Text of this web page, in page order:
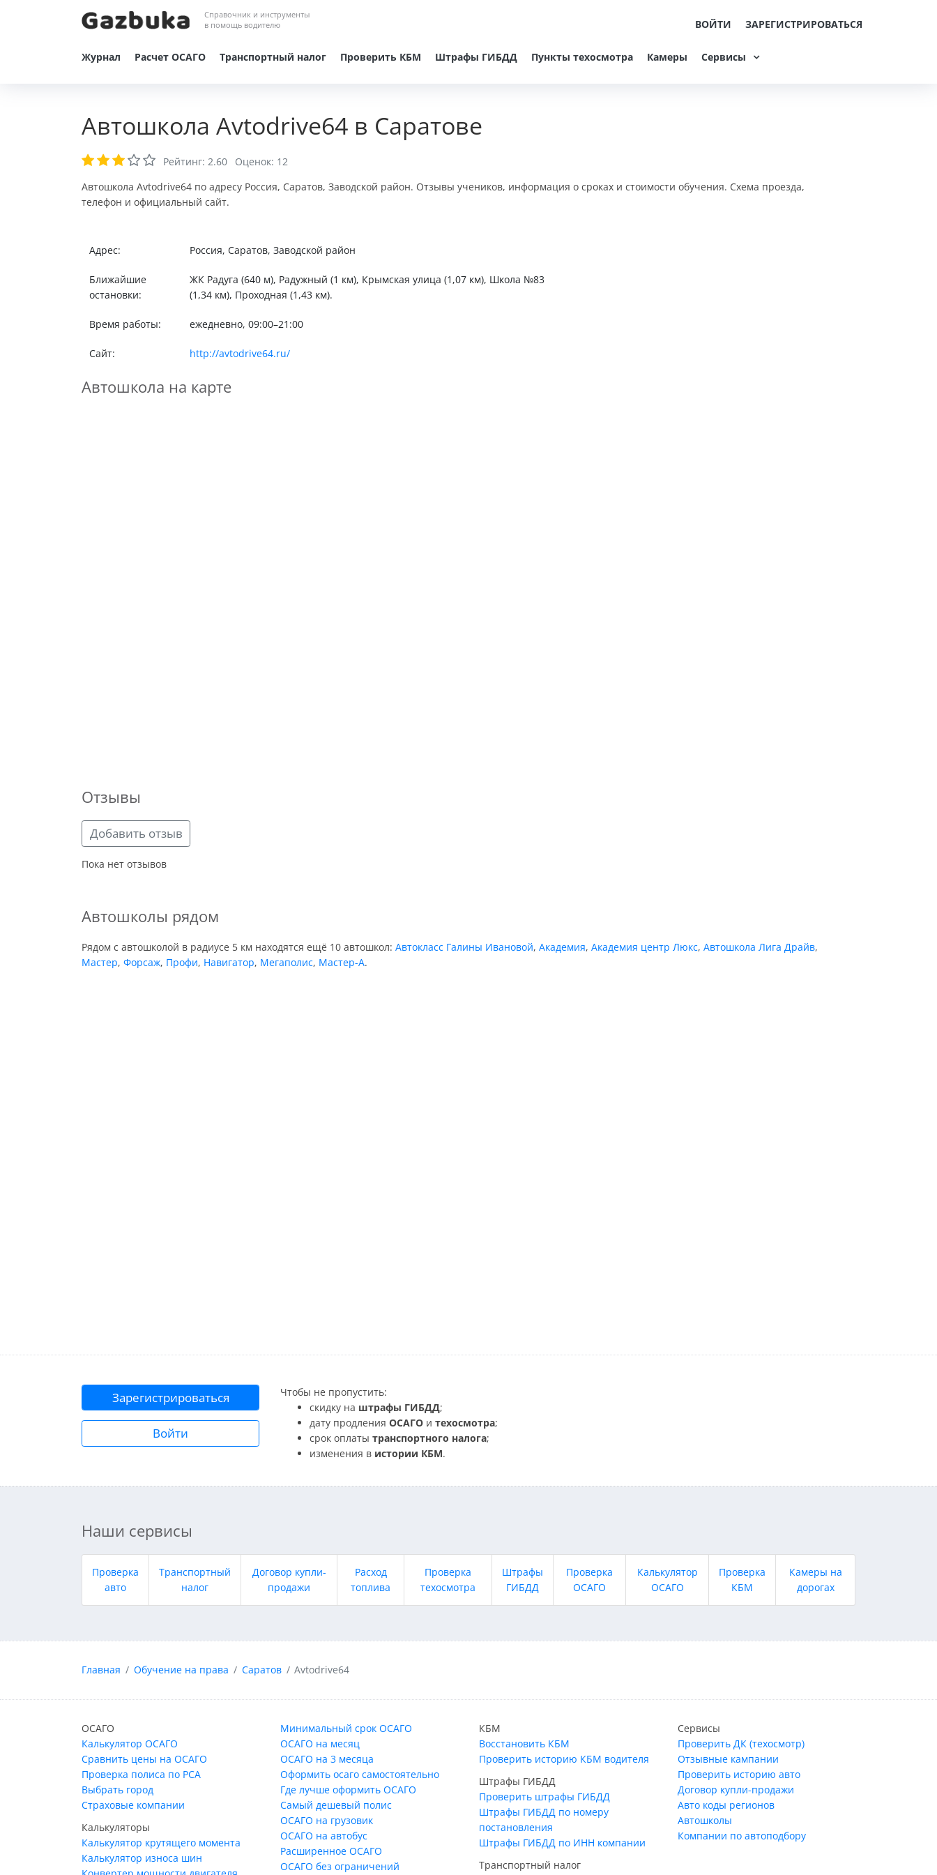
Справочник и инструменты
в помощь водителю
ВОЙТИ ЗАРЕГИСТРИРОВАТЬСЯ
Журнал Расчет ОСАГО Транспортный налог Проверить КБМ Штрафы ГИБДД Пункты техосмотра Камеры Сервисы
Автошкола Avtodrive64 в Саратове
Рейтинг: 2.60 Оценок: 12
Автошкола Avtodrive64 по адресу Россия, Саратов, Заводской район. Отзывы учеников, информация о сроках и стоимости обучения. Схема проезда,
телефон и официальный сайт.
Адрес: Россия, Саратов, Заводской район
Ближайшие
остановки:
ЖК Радуга (640 м), Радужный (1 км), Крымская улица (1,07 км), Школа №83
(1,34 км), Проходная (1,43 км).
Время работы: ежедневно, 09:00–21:00
Сайт: http://avtodrive64.ru/
Автошкола на карте
Отзывы
Добавить отзыв
Пока нет отзывов
Автошколы рядом
Рядом с автошколой в радиусе 5 км находятся ещё 10 автошкол: Автокласс Галины Ивановой, Академия, Академия центр Люкс, Автошкола Лига Драйв,
Мастер, Форсаж, Профи, Навигатор, Мегаполис, Мастер-А.
Зарегистрироваться
Войти
Чтобы не пропустить:
скидку на штрафы ГИБДД;
дату продления ОСАГО и техосмотра;
срок оплаты транспортного налога;
изменения в истории КБМ.
Наши сервисы
Проверка
авто
Транспортный
налог
Договор купли-
продажи
Расход
топлива
Проверка
техосмотра
Штрафы
ГИБДД
Проверка
ОСАГО
Калькулятор
ОСАГО
Проверка
КБМ
Камеры на
дорогах
Главная Обучение на права Саратов Avtodrive64
ОСАГО
Калькулятор ОСАГО
Сравнить цены на ОСАГО
Проверка полиса по РСА
Выбрать город
Страховые компании
Калькуляторы
Калькулятор крутящего момента
Калькулятор износа шин
Минимальный срок ОСАГО
ОСАГО на месяц
ОСАГО на 3 месяца
Оформить осаго самостоятельно
Где лучше оформить ОСАГО
Самый дешевый полис
ОСАГО на грузовик
ОСАГО на автобус
Расширенное ОСАГО
ОСАГО без ограничений
КБМ
Восстановить КБМ
Проверить историю КБМ водителя
Штрафы ГИБДД
Проверить штрафы ГИБДД
Штрафы ГИБДД по номеру
постановления
Штрафы ГИБДД по ИНН компании
Транспортный налог
Сервисы
Проверить ДК (техосмотр)
Отзывные кампании
Проверить историю авто
Договор купли-продажи
Авто коды регионов
Автошколы
Компании по автоподбору